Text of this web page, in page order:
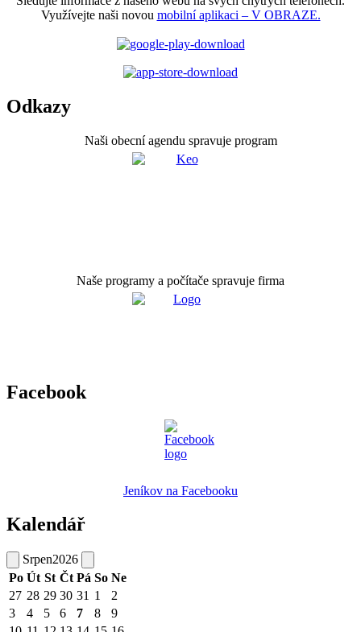
Využívejte naši novou mobilní aplikaci – V OBRAZE.
Odkazy
Naši obecní agendu spravuje program
Naše programy a počítače spravuje firma
Facebook
Jeníkov na Facebooku
Kalendář
Srpen2026
Po Út St Čt Pá So Ne
27 28 29 30 31 1
2
3
4 5 6 7 8
9